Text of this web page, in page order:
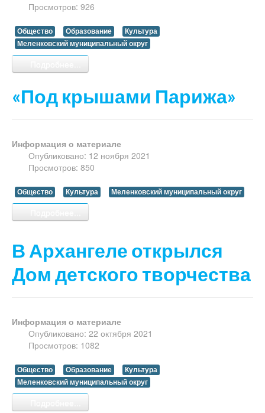
Просмотров: 926
Общество Образование
Культура
Меленковский муниципальный округ
«Под крышами Парижа»
Информация о материале
Опубликовано: 12 ноября 2021
Просмотров: 850
Общество Культура Меленковский муниципальный округ
В Архангеле открылся
Дом детского творчества
Информация о материале
Опубликовано: 22 октября 2021
Просмотров: 1082
Общество Образование
Культура
Меленковский муниципальный округ